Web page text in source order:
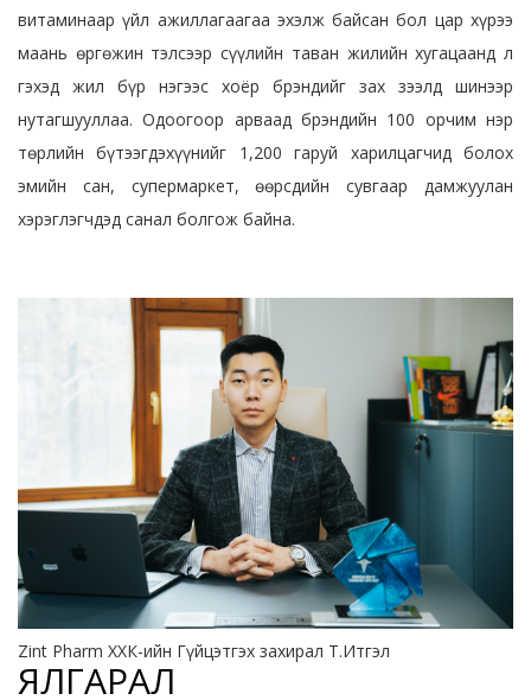
витаминаар үйл ажиллагаагаа эхэлж байсан бол цар хүрээ
маань өргөжин тэлсээр сүүлийн таван жилийн хугацаанд л
гэхэд жил бүр нэгээс хоёр брэндийг зах зээлд шинээр
нутагшууллаа. Одоогоор арваад брэндийн 100 орчим нэр
төрлийн бүтээгдэхүүнийг 1,200 гаруй харилцагчид болох
эмийн сан, супермаркет, өөрсдийн сувгаар дамжуулан
хэрэглэгчдэд санал болгож байна.
Zint Pharm ХХК-ийн Гүйцэтгэх захирал Т.Итгэл
ЯЛГАРАЛ